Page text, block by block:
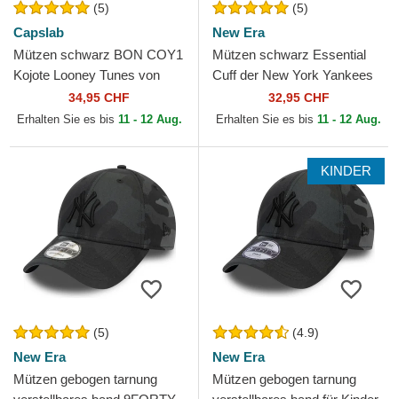
(5)
Capslab
Mützen schwarz BON COY1
Kojote Looney Tunes von
34,95 CHF
Erhalten Sie es bis 11 - 12 Aug.
(5)
New Era
Mützen schwarz Essential
Cuff der New York Yankees
MLB von New Era
32,95 CHF
Erhalten Sie es bis 11 - 12 Aug.
(5)
New Era
Mützen gebogen tarnung
KINDER
(4.9)
New Era
Mützen gebogen tarnung